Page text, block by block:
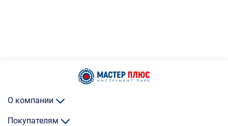
О компании
Покупателям